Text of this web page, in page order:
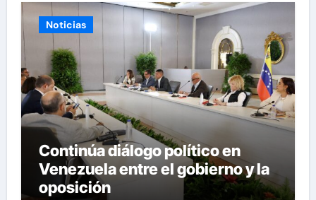
Noticias
Continúa diálogo político en
Venezuela entre el gobierno y la
oposición